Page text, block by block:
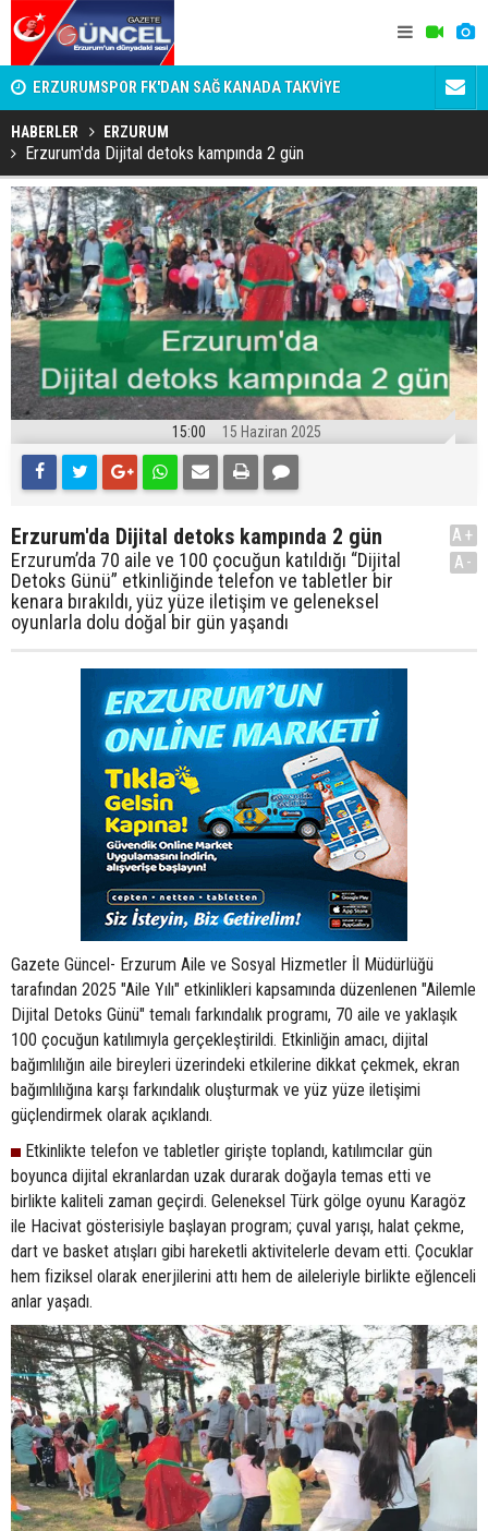
ERZURUMSPOR FK'DAN SAĞ KANADA TAKVİYE SÜSLÜ
HABERLER ERZURUM
Erzurum'da Dijital detoks kampında 2 gün
15:00 15 Haziran 2025
Erzurum'da Dijital detoks kampında 2 gün
Erzurum’da 70 aile ve 100 çocuğun katıldığı “Dijital
Detoks Günü” etkinliğinde telefon ve tabletler bir
kenara bırakıldı, yüz yüze iletişim ve geleneksel
oyunlarla dolu doğal bir gün yaşandı
A+
A-
Gazete Güncel- Erzurum Aile ve Sosyal Hizmetler İl Müdürlüğü
tarafından 2025 "Aile Yılı" etkinlikleri kapsamında düzenlenen "Ailemle
Dijital Detoks Günü" temalı farkındalık programı, 70 aile ve yaklaşık
100 çocuğun katılımıyla gerçekleştirildi. Etkinliğin amacı, dijital
bağımlılığın aile bireyleri üzerindeki etkilerine dikkat çekmek, ekran
bağımlılığına karşı farkındalık oluşturmak ve yüz yüze iletişimi
güçlendirmek olarak açıklandı.
Etkinlikte telefon ve tabletler girişte toplandı, katılımcılar gün
boyunca dijital ekranlardan uzak durarak doğayla temas etti ve
birlikte kaliteli zaman geçirdi. Geleneksel Türk gölge oyunu Karagöz
ile Hacivat gösterisiyle başlayan program; çuval yarışı, halat çekme,
dart ve basket atışları gibi hareketli aktivitelerle devam etti. Çocuklar
hem fiziksel olarak enerjilerini attı hem de aileleriyle birlikte eğlenceli
anlar yaşadı.